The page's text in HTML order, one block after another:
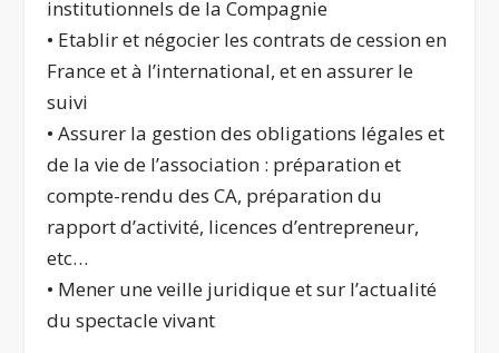
institutionnels de la Compagnie
• Etablir et négocier les contrats de cession en
France et à l’international, et en assurer le
suivi
• Assurer la gestion des obligations légales et
de la vie de l’association : préparation et
compte-rendu des CA, préparation du
rapport d’activité, licences d’entrepreneur,
etc…
• Mener une veille juridique et sur l’actualité
du spectacle vivant